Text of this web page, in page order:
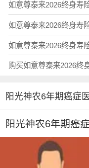
如意尊泰来2026终身寿
如意尊泰来2026终身寿
如意尊泰来2026终身寿
购买如意尊泰来2026终
阳光神农6年期癌症
阳光神农6年期癌